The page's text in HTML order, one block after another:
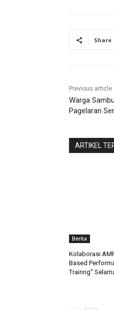
Share
Previous article
Warga
Pagelaran
ARTIKEL
Berita
Kolaborasi
Based
Trainng”